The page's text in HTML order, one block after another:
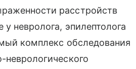
расстройств
невролога, эпилептолога
комплекс обследования
неврологического